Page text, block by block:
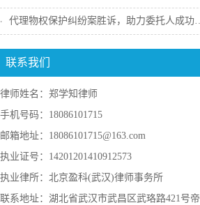
代理物权保护纠纷案胜诉，助力委托人成功收...
联系我们
律师姓名：郑学知律师
手机号码：18086101715
邮箱地址：18086101715@163.com
执业证号：14201201410912573
执业律所：北京盈科(武汉)律师事务所
联系地址：湖北省武汉市武昌区武珞路421号帝